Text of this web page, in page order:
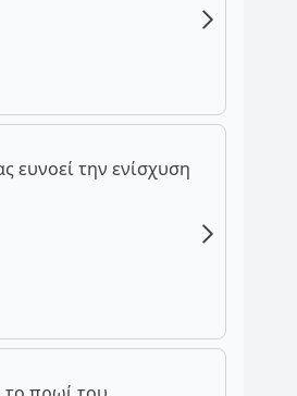
ευνοεί την ενίσχυση